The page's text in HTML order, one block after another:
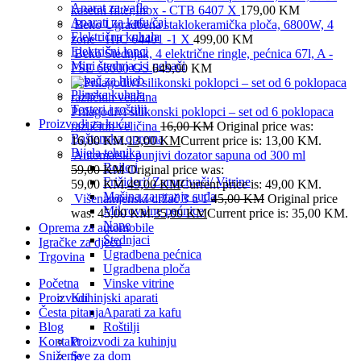
Aparat za vafle
Aparati za kafu/čaj
Električna kuhala
Električni lonci
Mini štednjaci i pekači
Pekač za hljeb
Plinska kuhala
Tosteri i roštilji
Proizvodi za kuću
Baštenska oprema
Bijela tehnika
Bojleri
Frižideri/ Zamrzivači/ Vitrine
Mašina za pranje suđa
Mikrovalne pećnice
Nape
Štednjaci
Ugradbena pećnica
Ugradbena ploča
Vinske vitrine
Kuhinjski aparati
Aparati za kafu
Roštilji
Proizvodi za kuhinju
Sve za dom
kasetni filter,Inox - CTB 6407 X 179,00 KM
Beko Ugradbena staklokeramička ploča, 6800W, 4
zone - HIC 64401 -1 X 499,00 KM
Beko Štednjak, 4 električne ringle, pećnica 67l, A -
FSE 66000 GS649,00 KM
Prilagodivi silikonski poklopci – set od 6 poklopaca
različitih veličina 16,00KM Original price was:
16,00 KM.13,00KMCurrent price is: 13,00 KM.
Automatski punjivi dozator sapuna od 300 ml
59,00KM Original price was:
59,00 KM.49,00KMCurrent price is: 49,00 KM.
Višenamjenski držač 3 u 145,00KM Original price
was: 45,00 KM.35,00KMCurrent price is: 35,00 KM.
Oprema za automobile
Igračke za djecu
Trgovina
Početna
Proizvodi
Česta pitanja
Blog
Kontakt
Sniženje